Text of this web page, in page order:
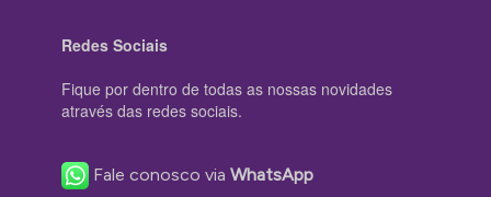
Redes Sociais
Fique por dentro de todas as nossas novidades
através das redes sociais.
Fale conosco viaWhatsApp